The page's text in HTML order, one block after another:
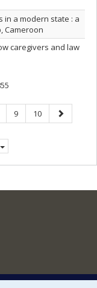
in a modern state : a
Cameroon
caregivers and law
Page
9 Page
10
Page
suivante